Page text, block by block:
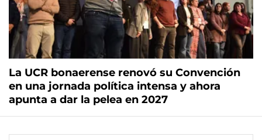
La UCR bonaerense renovó su Convención
en una jornada política intensa y ahora
apunta a dar la pelea en 2027